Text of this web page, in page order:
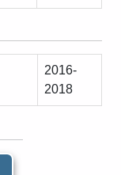
2016-
2018